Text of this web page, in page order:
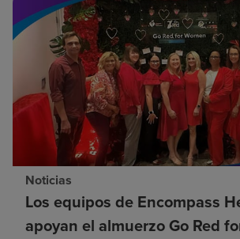
Noticias
Los equipos de Encompass
apoyan el almuerzo Go Red